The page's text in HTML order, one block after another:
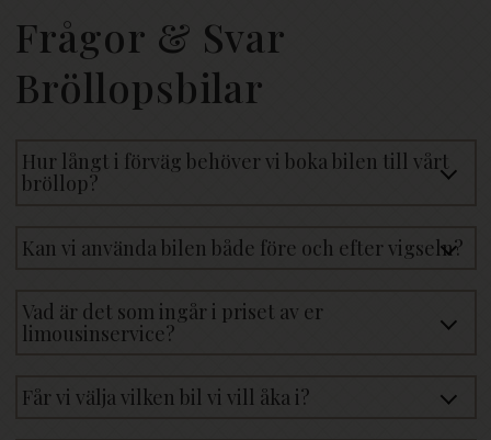
Frågor & Svar
Bröllopsbilar
Hur långt i förväg behöver vi boka bilen till vårt
bröllop?
Kan vi använda bilen både före och efter vigseln?
Vad är det som ingår i priset av er
limousinservice?
Får vi välja vilken bil vi vill åka i?